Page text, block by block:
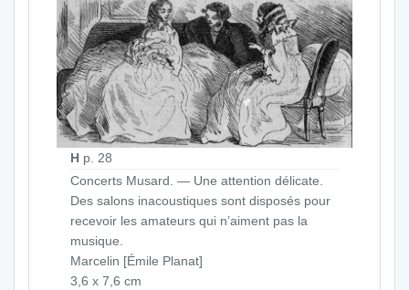
H p. 28
Concerts Musard. — Une attention délicate.
Des salons inacoustiques sont disposés pour
recevoir les amateurs qui n’aiment pas la
musique.
Marcelin [Émile Planat]
3,6 x 7,6 cm